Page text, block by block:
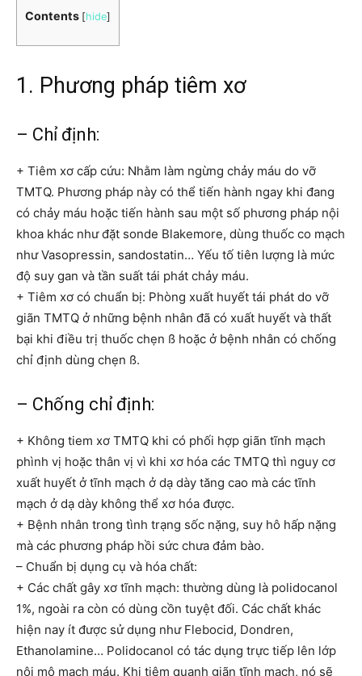
Contents [hide]
1. Phương pháp tiêm xơ
– Chỉ định:
+ Tiêm xơ cấp cứu: Nhằm làm ngừng chảy máu do vỡ
TMTQ. Phương pháp này có thể tiến hành ngay khi đang
có chảy máu hoặc tiến hành sau một số phương pháp nội
khoa khác như đặt sonde Blakemore, dùng thuốc co mạch
như Vasopressin, sandostatin… Yếu tố tiên lượng là mức
độ suy gan và tần suất tái phát chảy máu.
+ Tiêm xơ có chuẩn bị: Phòng xuất huyết tái phát do vỡ
giãn TMTQ ở những bệnh nhân đã có xuất huyết và thất
bại khi điều trị thuốc chẹn ß hoặc ở bệnh nhân có chống
chỉ định dùng chẹn ß.
– Chống chỉ định:
+ Không tiem xơ TMTQ khi có phối hợp giãn tĩnh mạch
phình vị hoặc thân vị vì khi xơ hóa các TMTQ thì nguy cơ
xuất huyết ở tĩnh mạch ở dạ dày tăng cao mà các tĩnh
mạch ở dạ dày không thể xơ hóa được.
+ Bệnh nhân trong tình trạng sốc nặng, suy hô hấp nặng
mà các phương pháp hồi sức chưa đảm bào.
– Chuẩn bị dụng cụ và hóa chất:
+ Các chất gây xơ tĩnh mạch: thường dùng là polidocanol
1%, ngoài ra còn có dùng cồn tuyệt đối. Các chất khác
hiện nay ít được sử dụng như Flebocid, Dondren,
Ethanolamine… Polidocanol có tác dụng trực tiếp lên lớp
nội mô mạch máu. Khi tiêm quanh giãn tĩnh mạch, nó sẽ